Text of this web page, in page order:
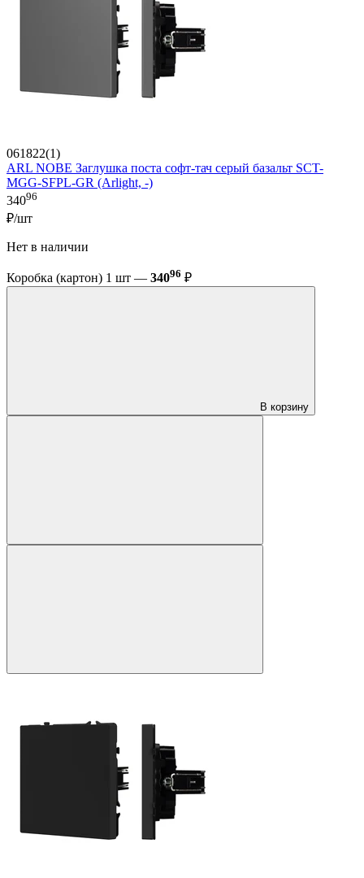
061822(1)
ARL NOBE Заглушка поста софт-тач серый базальт SCT-
MGG-SFPL-GR (Arlight, -)
34096
₽/шт
Нет в наличии
Коробка (картон) 1 шт — 34096 ₽
В корзину